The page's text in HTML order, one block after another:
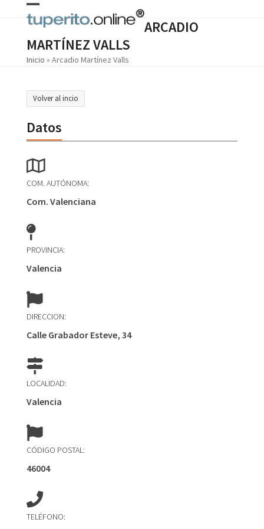
Open
mobile
menu
Close
mobile
menu
ARCADIO
MARTÍNEZ VALLS
Inicio » Arcadio Martínez Valls
Volver al incio
Datos
COM. AUTÓNOMA:
Com. Valenciana
PROVINCIA:
Valencia
DIRECCION:
Calle Grabador Esteve, 34
LOCALIDAD:
Valencia
CÓDIGO POSTAL:
46004
TELÉFONO: